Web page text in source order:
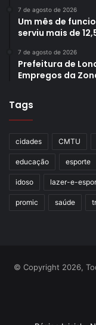
7 de agosto de 2026
Um mês de
serviu mais de
7 de agosto de 2026
Prefeitura de
Empregos da
Tags
cidades CMTU
educação esporte
idoso lazer-e-
promic saúde
© Copyright 2026,